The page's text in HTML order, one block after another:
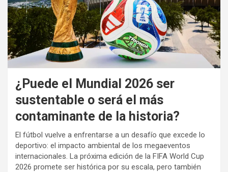
¿Puede el Mundial 2026 ser
sustentable o será el más
contaminante de la historia?
El fútbol vuelve a enfrentarse a un desafío que excede lo
deportivo: el impacto ambiental de los megaeventos
internacionales. La próxima edición de la FIFA World Cup
2026 promete ser histórica por su escala, pero también